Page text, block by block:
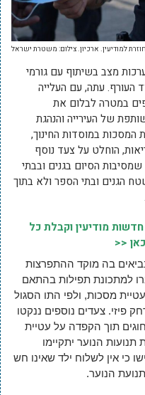
למודיעין. ארכיון. צילום: משטרת ישראל
מצב בשיתוף עם גורמי
העורף. עתה, עם העלייה
במטרה לבלום את
של העירייה והנהגת
המסכות במוסדות החינוך,
הוחלט על צעד נוסף
הסיום בגנים ובבתי
הגנים ובתי הספר ולא בתוך
מודיעין וקבלת כל
<<
בה מוקד ההתפרצות
למתכונת תפילות בהתאם
מסכות, ולפי התו הסגול
פיזי. צעדים נוספים ננקטו
תוך הקפדה על עטיית
הנוער יתקיימו
כי אין לשלוח ילד שאינו חש
הנוער.